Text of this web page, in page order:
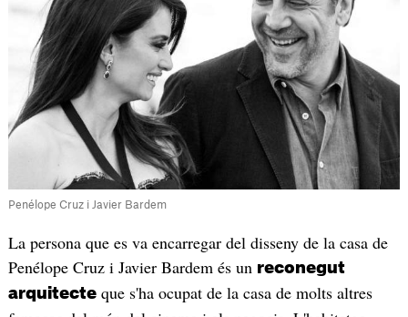
Penélope Cruz i Javier Bardem
La persona que es va encarregar del disseny de la casa de
Penélope Cruz i Javier Bardem és un reconegut
arquitecteque s'ha ocupat de la casa de molts altres